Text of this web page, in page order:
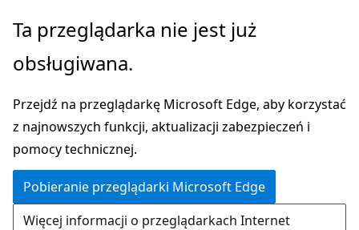
Przejdź
głównej
Ta przeglądarka nie jest już
obsługiwana.
Przejdź na przeglądarkę Microsoft Edge, aby korzystać
z najnowszych funkcji, aktualizacji zabezpieczeń i
pomocy technicznej.
Pobieranie przeglądarki Microsoft Edge
Więcej informacji o przeglądarkach Internet